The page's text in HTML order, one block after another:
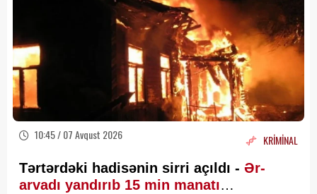
10:45 / 07 Avqust 2026 KRİMİNAL
Tərtərdəki hadisənin sirri açıldı - Ər-
arvadı yandırıb 15 min manatı